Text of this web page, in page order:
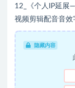
12_《个人IP延展
视频剪辑配音音效
隐藏内容